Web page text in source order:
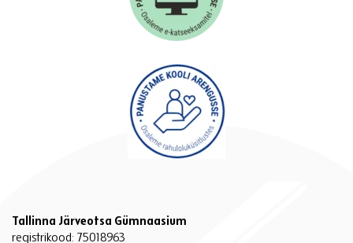
Tallinna Järveotsa Gümnaasium
registrikood: 75018963